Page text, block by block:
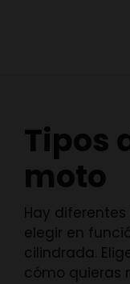
Tipos
moto
Hay
elegir en
cilindrada.
cómo quieras